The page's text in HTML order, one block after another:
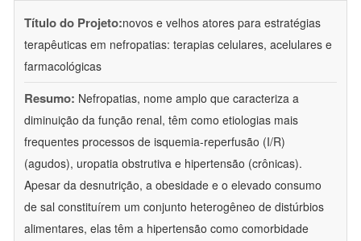
Título do Projeto:novos e velhos atores para estratégias
terapêuticas em nefropatias: terapias celulares, acelulares e
farmacológicas
Resumo: Nefropatias, nome amplo que caracteriza a
diminuição da função renal, têm como etiologias mais
frequentes processos de isquemia-reperfusão (I/R)
(agudos), uropatia obstrutiva e hipertensão (crônicas).
Apesar da desnutrição, a obesidade e o elevado consumo
de sal constituírem um conjunto heterogêneo de distúrbios
alimentares, elas têm a hipertensão como comorbidade